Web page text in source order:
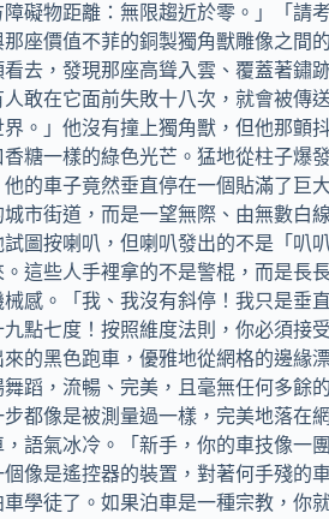
礙物距離：無限趨近於零。」「請
座價值不菲的銅製獨角獸雕像之間
去，發現那座高聳入雲、覆蓋著鏽
敢在它面前失敗十八次，就會被傳
。」他沒有撞上獨角獸，但他那顫
糖一樣的綠色光芒。猛地從柱子
的車子竟然垂直停在一個貼滿了
市街道，而是一望無際、由無數白
圖按喇叭，但喇叭發出的不是「叭
這些人手裡拿的不是警棍，而是
感。「我、我沒有斜停！我只是垂
點七度！按照維度法則，你必須接
的黑色跑車，優雅地從網格的邊緣
蹈，流暢、完美，且毫無任何多
都像是被測量過一樣，完美地落在
，語氣冰冷。「新手，你的車技像
像是遙控器的裝置，對著何手殘
學徒了。如果泊車是一種宗教，